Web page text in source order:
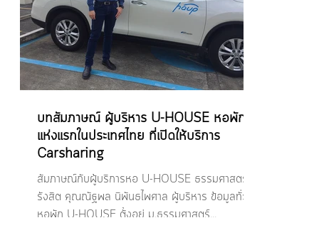
​บทสัมภาษณ์ ผู้บริหาร U-HOUSE หอพัก
แห่งแรกในประเทศไทย ที่เปิดให้บริการ
Carsharing
สัมภาษณ์กับผู้บริการหอ U-HOUSE ธรรมศาสตร์
รังสิต คุณณัฐพล นิพันธไพศาล ผู้บริหาร ข้อมูลทั่วไป
หอพัก U-HOUSE ตั้งอยู่ ม.ธรรมศาสตร์...